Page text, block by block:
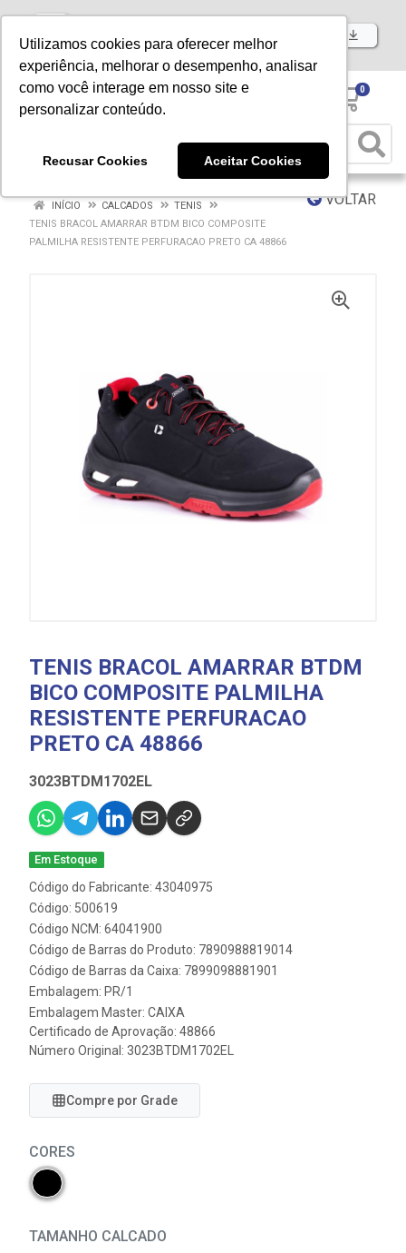
Utilizamos cookies para oferecer melhor
experiência, melhorar o desempenho, analisar
como você interage em nosso site e
personalizar conteúdo.
Recusar Cookies Aceitar Cookies
Baixe já nosso APP
0
VOLTAR
INÍCIO CALCADOS
TENIS
TENIS BRACOL AMARRAR BTDM BICO COMPOSITE
PALMILHA RESISTENTE PERFURACAO PRETO CA 48866
TENIS BRACOL AMARRAR BTDM
BICO COMPOSITE PALMILHA
RESISTENTE PERFURACAO
PRETO CA 48866
3023BTDM1702EL
Em Estoque
Código do Fabricante: 43040975
Código: 500619
Código NCM: 64041900
Código de Barras do Produto: 7890988819014
Código de Barras da Caixa: 7899098881901
Embalagem: PR/1
Embalagem Master: CAIXA
Certificado de Aprovação: 48866
Número Original: 3023BTDM1702EL
Compre por Grade
CORES
TAMANHO CALCADO